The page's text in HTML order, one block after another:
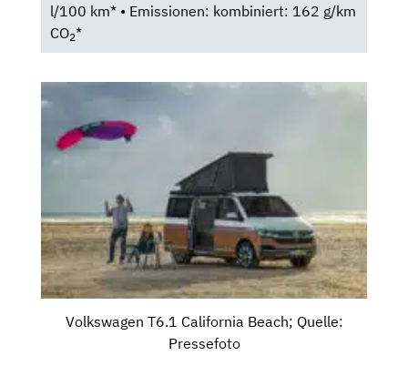
l/100 km* • Emissionen: kombiniert: 162 g/km
CO2*
Volkswagen T6.1 California Beach; Quelle:
Pressefoto